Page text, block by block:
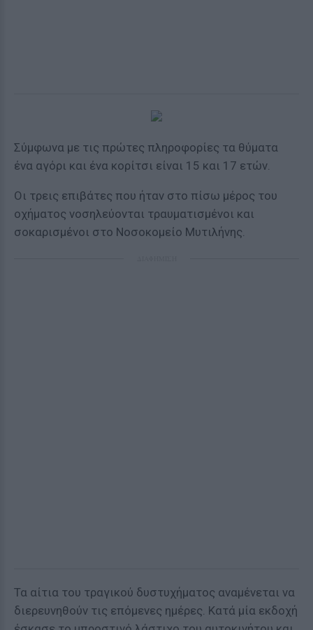
Σύμφωνα με τις πρώτες πληροφορίες τα θύματα
ένα αγόρι και ένα κορίτσι είναι 15 και 17 ετών.
Οι τρεις επιβάτες που ήταν στο πίσω μέρος του
οχήματος νοσηλεύονται τραυματισμένοι και
σοκαρισμένοι στο Νοσοκομείο Μυτιλήνης.
Τα αίτια του τραγικού δυστυχήματος αναμένεται να
διερευνηθούν τις επόμενες ημέρες. Κατά μία εκδοχή